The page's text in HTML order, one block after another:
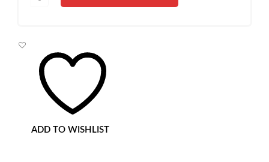
IMPRIMANTE
A3
ADD TO WISHLIST